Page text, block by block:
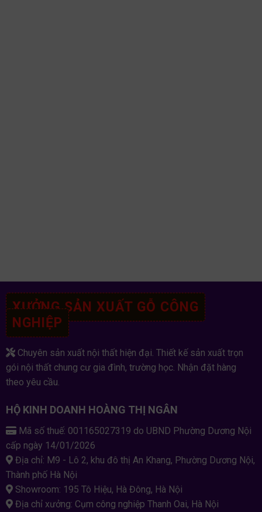
XƯỞNG SẢN XUẤT GỖ CÔNG
NGHIỆP
Chuyên sản xuất nội thất hiện đại. Thiết kế sản xuất trọn
gói nội thất chung cư gia đình, trường học. Nhận đặt hàng
theo yêu cầu.
HỘ KINH DOANH HOÀNG THỊ NGÂN
Mã số thuế: 001165027319 do UBND Phường Dương Nội
cấp ngày 14/01/2026
Địa chỉ: M9 - Lô 2, khu đô thị An Khang, Phường Dương Nội,
Thành phố Hà Nội
Showroom: 195 Tô Hiệu, Hà Đông, Hà Nội
Địa chỉ xưởng: Cụm công nghiệp Thanh Oai, Hà Nội